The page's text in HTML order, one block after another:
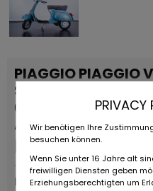
PIAGGIO PIAGGIO
SERIE
0 KM
Annonce permanente
EUR4.600
Fournisseurs
PRIVACY
Wir benötigen Ihre
besuchen können.
Wenn Sie unter 16 Jahre alt
freiwilligen Diensten geben
Erziehungsberechtigten um